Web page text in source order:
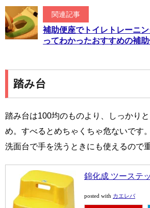
関連記事
補助便座でトイレトレーニ
ってわかったおすすめの補
踏み台
踏み台は100均のものより、しっかり
め。すべるとめちゃくちゃ危ないです
洗面台で手を洗うときにも使えるので
錦化成 ツーステ
posted with カエレバ